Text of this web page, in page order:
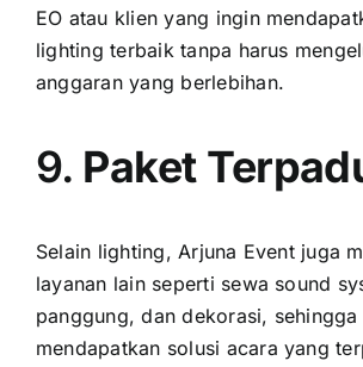
EO atau klien yang ingin
lighting terbaik tanpa harus
anggaran yang berlebihan.
9. Paket
Selain lighting, Arjuna Event juga
layanan lain seperti sewa sound
panggung, dan dekorasi, sehingga
mendapatkan solusi acara yang